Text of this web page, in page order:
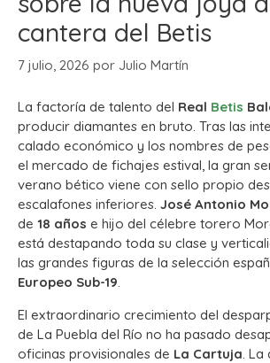
cantera del Betis
7 julio, 2026 por Julio Martín
La factoría de talento del Real Betis
producir diamantes en bruto. Tras las
calado económico y los nombres de
el mercado de fichajes estival, la gran
verano bético viene con sello propio
escalafones inferiores. José Antonio
de 18 años e hijo del célebre torero
está destapando toda su clase y
las grandes figuras de la selección
Europeo Sub-19.
El extraordinario crecimiento del
de La Puebla del Río no ha pasado
oficinas provisionales de La Cartuja. La